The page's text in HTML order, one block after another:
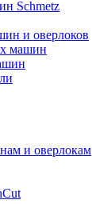
Schmetz
и оверлоков
машин
и оверлокам